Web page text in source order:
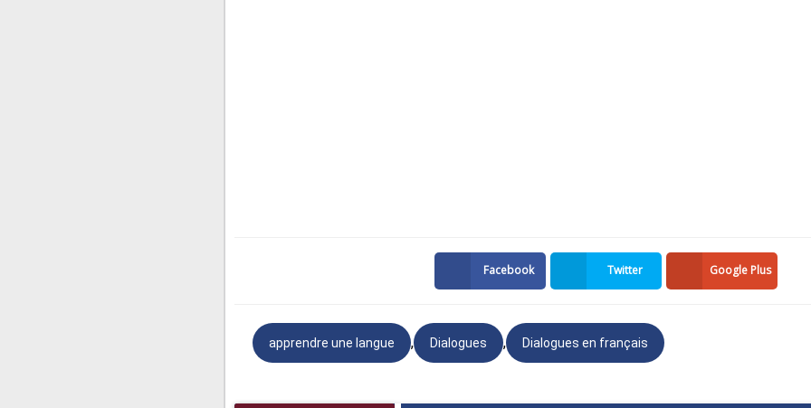
Facebook Twitter Google Plus
apprendre une langue , Dialogues , Dialogues en français